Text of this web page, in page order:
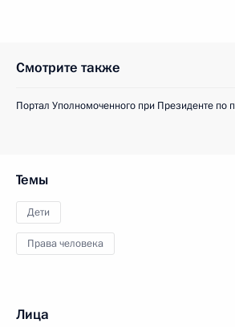
Смотрите также
Портал Уполномоченного при Президенте по
Темы
Дети
Права человека
Лица